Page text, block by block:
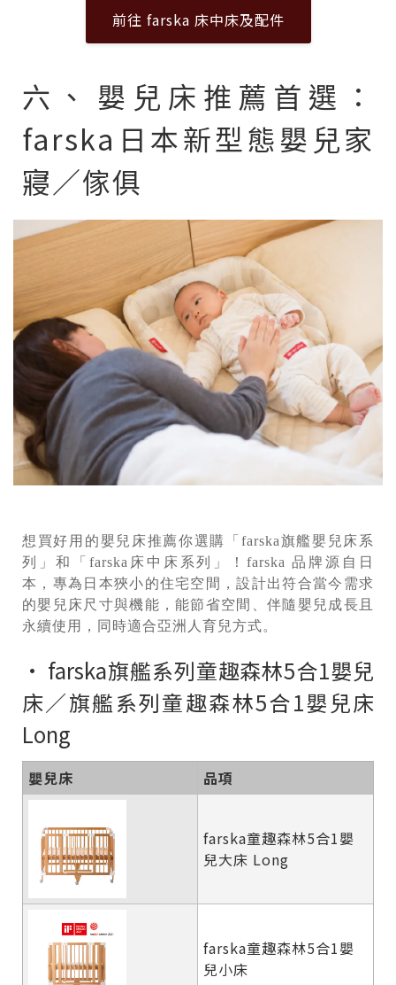
前往 farska 床中床及配件
六、​嬰兒床推薦首選：
farska日本新型態嬰兒家
寢／傢俱
想買好用的嬰兒床推薦你選購「farska旗艦嬰兒床系
列」和「farska床中床系列」！farska 品牌源自日
本，專為日本狹小的住宅空間，設計出符合當今需求
的嬰兒床尺寸與機能，能節省空間、伴隨嬰兒成長且
永續使用，同時適合亞洲人育兒方式。
• farska旗艦系列童趣森林5合1嬰兒
床／旗艦系列童趣森林5合1嬰兒床
Long
嬰兒床 品項
farska童趣森林5合1嬰
兒大床 Long
farska童趣森林5合1嬰
兒小床